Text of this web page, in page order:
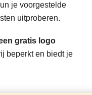
je voorgestelde
uitproberen.
gratis logo
beperkt en biedt je